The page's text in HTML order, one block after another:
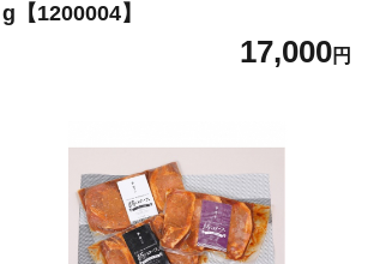
g【1200004】
17,000円